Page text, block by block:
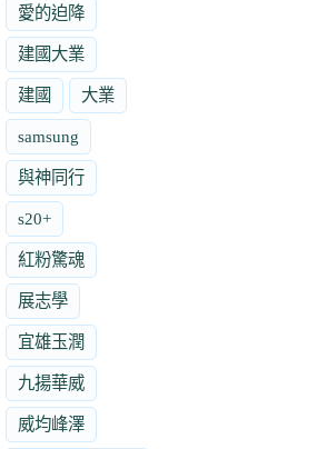
愛的迫降
建國大業
建國 大業
samsung
與神同行
s20+
紅粉驚魂
展志學
宜雄玉潤
九揚華威
威均峰澤